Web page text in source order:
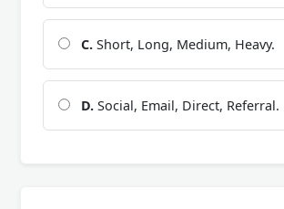
C. Short, Long, Medium, Heavy.
D. Social, Email, Direct, Referral.